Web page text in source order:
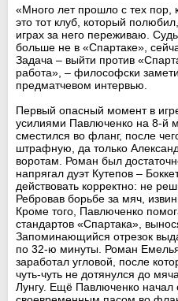
«Много лет прошло с тех пор,
это тот клуб, который
играх за него переживаю.
больше не в «Спартаке»,
Задача – выйти против
работа», – философски
предматчевом интервью.
Первый опасный момент в
усилиями Павлюченко на 8-й
сместился во фланг, после
штрафную, да только
воротам. Роман был
напрягал дуэт Кутепов –
действовать корректно: не
Ребровав борьбе за мяч,
Кроме того, Павлюченко
стандартов «Спартака»,
Запоминающийся отрезок
по 32-ю минуты. Роман
заработал угловой, после
чуть-чуть не дотянулся до
Лунгу. Ещё Павлюченко начал